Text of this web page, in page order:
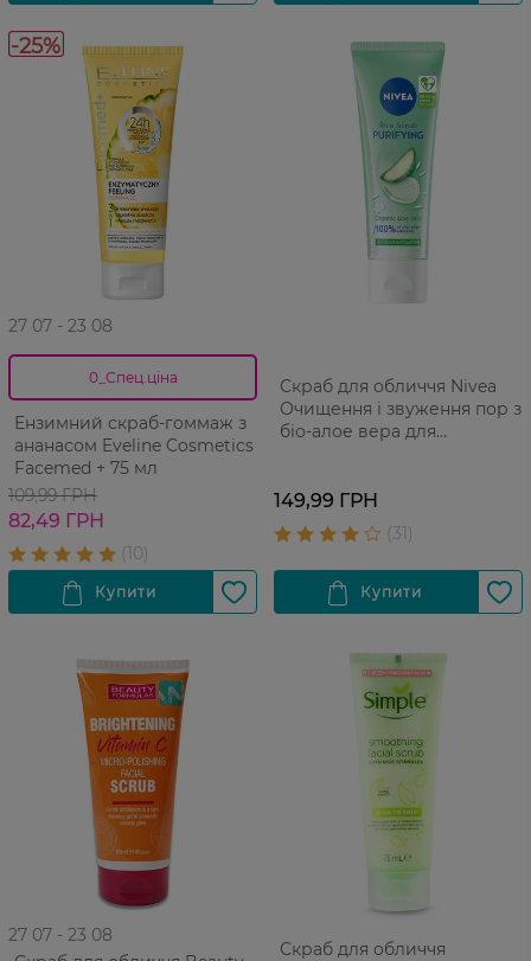
-25%
27 07 - 23 08
0_Спец.ціна
Ензимний скраб-гоммаж з
ананасом Eveline Cosmetics
Facemed + 75 мл
109,99 ГРН
82,49 ГРН
Скраб для обличчя Nivea
Очищення і звуження пор з
біо-алое вера для
149,99 ГРН
27 07 - 23 08
Скраб для обличчя